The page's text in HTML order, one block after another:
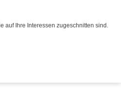
auf Ihre Interessen zugeschnitten sind.
0 Merkliste
0 Merkliste